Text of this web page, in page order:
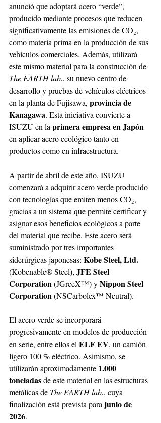
anunció que adoptará acero “verde”,
producido mediante procesos que reducen
significativamente las emisiones de CO₂,
como materia prima en la producción de sus
vehículos comerciales. Además, utilizará
este mismo material para la construcción de
The EARTH lab., su nuevo centro de
desarrollo y pruebas de vehículos eléctricos
en la planta de Fujisawa, provincia de
Kanagawa. Esta iniciativa convierte a
ISUZU en la primera empresa en Japón
en aplicar acero ecológico tanto en
productos como en infraestructura.
A partir de abril de este año, ISUZU
comenzará a adquirir acero verde producido
con tecnologías que emiten menos CO₂,
gracias a un sistema que permite certificar y
asignar esos beneficios ecológicos a parte
del material que recibe. Este acero será
suministrado por tres importantes
siderúrgicas japonesas: Kobe Steel, Ltd.
(Kobenable® Steel), JFE Steel
Corporation (JGreeX™) y Nippon Steel
Corporation (NSCarbolex™ Neutral).
El acero verde se incorporará
progresivamente en modelos de producción
en serie, entre ellos el ELF EV, un camión
ligero 100 % eléctrico. Asimismo, se
utilizarán aproximadamente 1.000
toneladas de este material en las estructuras
metálicas de The EARTH lab., cuya
finalización está prevista para junio de
2026.